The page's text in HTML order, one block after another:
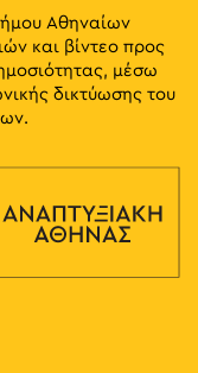
Αθηναίων
και βίντεο προς
μέσω
δικτύωσης του